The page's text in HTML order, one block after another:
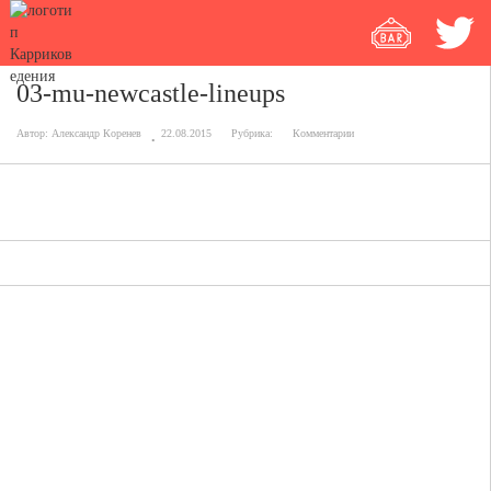
03-mu-newcastle-lineups
Автор: Александр Коренев 22.08.2015 Рубрика: Комментарии